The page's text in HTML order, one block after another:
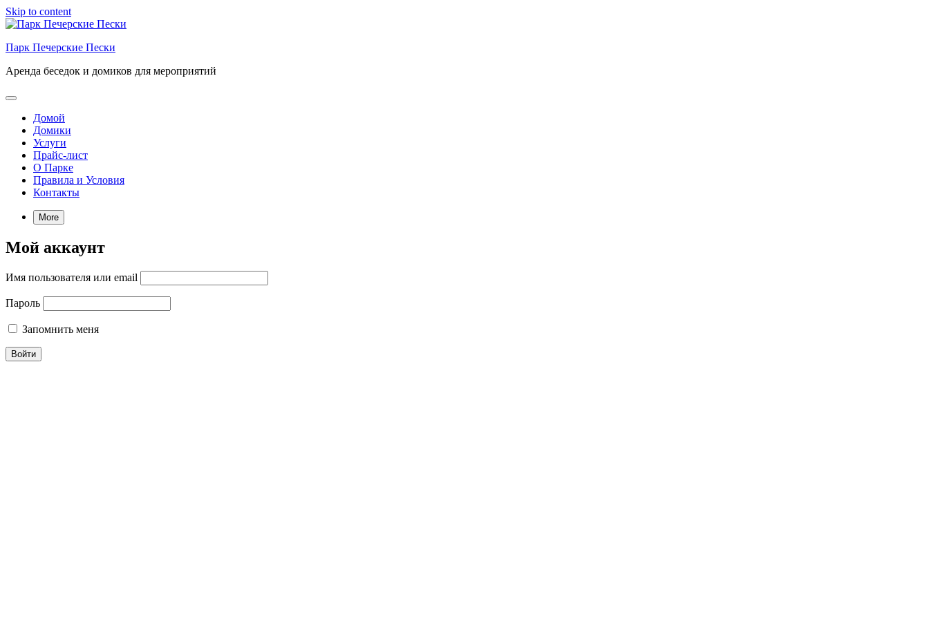
Skip to content
Парк Печерские Пески
Аренда беседок и домиков для мероприятий
Домой
Домики
Услуги
Прайс-лист
О Парке
Правила и Условия
Контакты
More
Мой аккаунт
Имя пользователя или email
Пароль
Запомнить меня